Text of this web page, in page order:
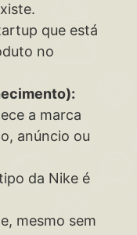
que está
no
a marca
anúncio ou
da Nike é
mesmo sem